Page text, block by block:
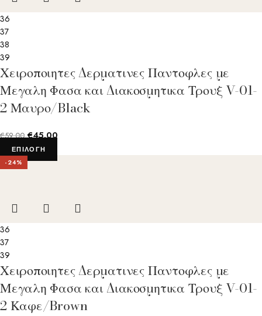
36
37
38
39
Χειροποιητες Δερματινες Παντοφλες με
Μεγαλη Φασα και Διακοσμητικα Τρουξ V-01-
2 Μαυρο/Black
€59.00 €45.00
ΕΠΙΛΟΓΉ
-24%
36
37
39
Χειροποιητες Δερματινες Παντοφλες με
Μεγαλη Φασα και Διακοσμητικα Τρουξ V-01-
2 Καφε/Brown